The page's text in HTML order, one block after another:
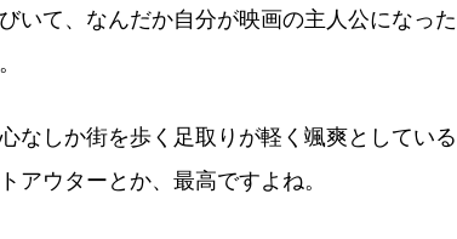
いて、なんだか自分が映画の主人公になった
なしか街を歩く足取りが軽く颯爽としている
ウターとか、最高ですよね。